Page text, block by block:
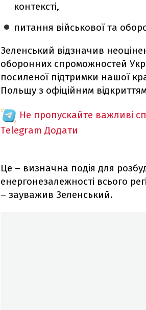
контексті,
питання військової та
Зеленський відзначив
оборонних спроможностей
посиленої підтримки нашої
Польщу з офіційним
Не пропускайте важливі
Telegram Додати
Це – визначна подія для
енергонезалежності всього
– зауважив Зеленський.